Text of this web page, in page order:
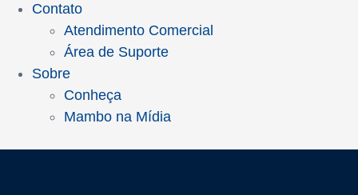
Contato
Atendimento Comercial
Área de Suporte
Sobre
Conheça
Mambo na Mídia